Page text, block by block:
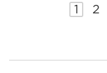
1 2